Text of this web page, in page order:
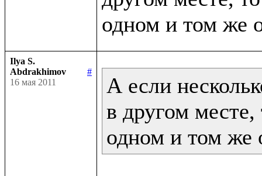
Ilya S.
Abdrakhimov
#
16 мая 2011
А если
в другом месте,
одном и том же